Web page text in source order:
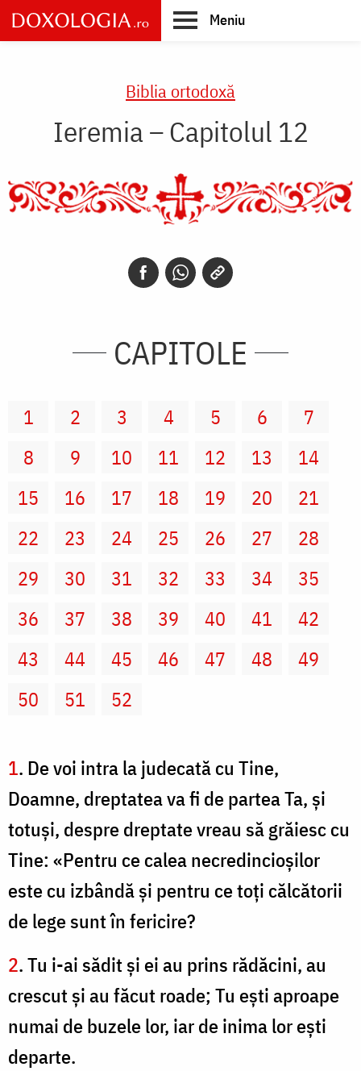
Skip
to
main
Meniu
Biblia ortodoxă
Ieremia – Capitolul 12
CAPITOLE
1 2 3 4 5 6
7
8
9 10 11 12 13
14
15
16 17 18 19 20
21
22
23 24 25 26 27
28
29
30 31 32 33 34
35
36
37 38 39 40 41
42
43
44 45 46 47 48
49
50
51 52
1. De voi intra la judecată cu Tine,
Doamne, dreptatea va fi de partea Ta, şi
totuşi, despre dreptate vreau să grăiesc cu
Tine: «Pentru ce calea necredincioşilor
este cu izbândă şi pentru ce toţi călcătorii
de lege sunt în fericire?
2. Tu i-ai sădit şi ei au prins rădăcini, au
crescut şi au făcut roade; Tu eşti aproape
numai de buzele lor, iar de inima lor eşti
departe.